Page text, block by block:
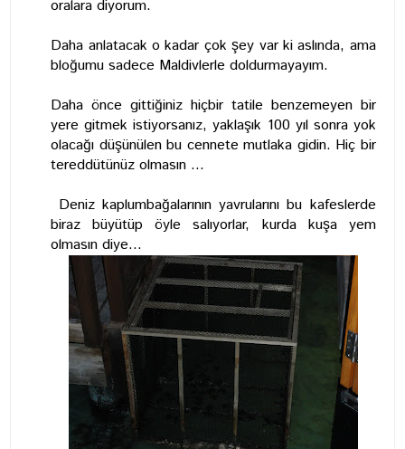
oralara diyorum.
Daha anlatacak o kadar çok şey var ki aslında, ama
bloğumu sadece Maldivlerle doldurmayayım.
Daha önce gittiğiniz hiçbir tatile benzemeyen bir
yere gitmek istiyorsanız, yaklaşık 100 yıl sonra yok
olacağı düşünülen bu cennete mutlaka gidin. Hiç bir
tereddütünüz olmasın ...
Deniz kaplumbağalarının yavrularını bu kafeslerde
biraz büyütüp öyle salıyorlar, kurda kuşa yem
olmasın diye...